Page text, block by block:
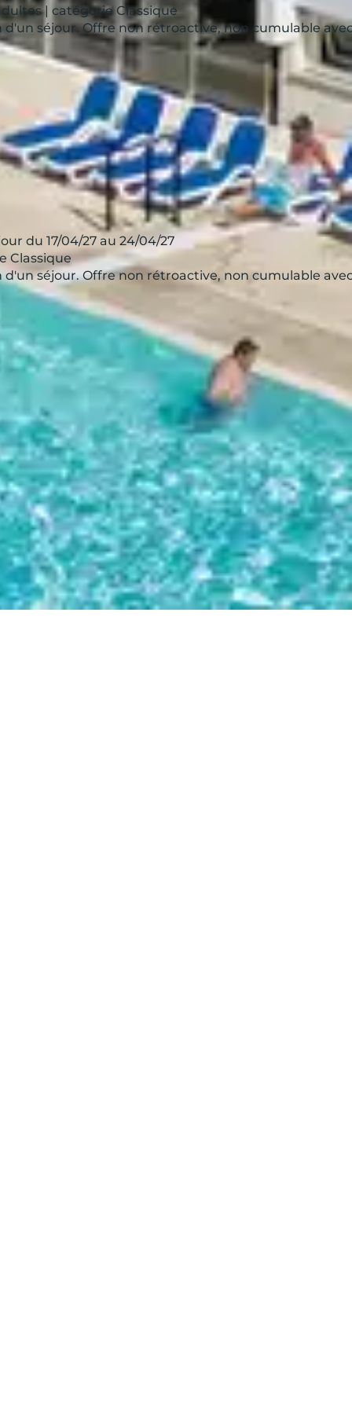
| catégorie Classique
séjour. Offre non rétroactive, non cumulable
du 17/04/27 au 24/04/27
Classique
séjour. Offre non rétroactive, non cumulable